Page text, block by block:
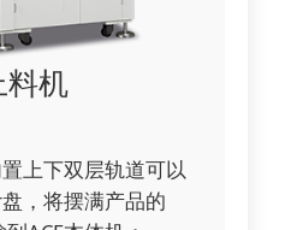
料机
上下双层轨道可以
，将摆满产品的